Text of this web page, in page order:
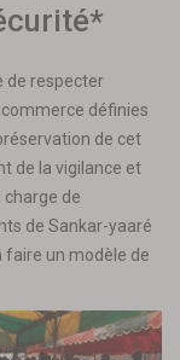
de respecter
définies
de cet
de la vigilance et
charge de
de Sankar-yaaré
faire un modèle de